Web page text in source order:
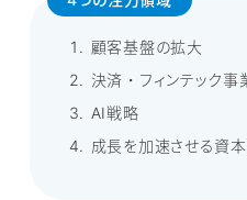
顧客基盤の拡大
決済・フィンテック事
AI戦略
成長を加速させる資